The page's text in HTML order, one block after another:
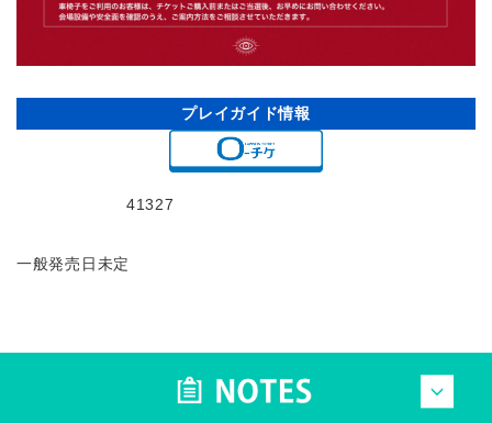
プレイガイド情報
41327
一般発売日未定